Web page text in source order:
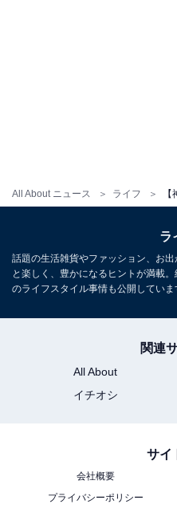
All About ニュース ライフ
「こども自然公園」は
園がそろう、横浜市最
ラ
話題の生活雑貨やファッション、お
と楽しく、豊かになるヒントが満載
のライフスタイル事情も公開していま
関連
All About
イチオシ
サイ
会社概要
プライバシーポリシー